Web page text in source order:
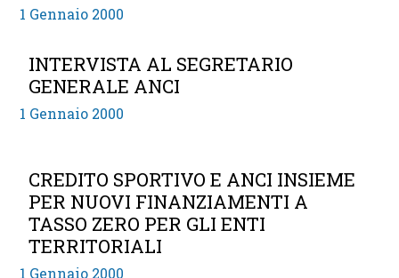
1 Gennaio 2000
INTERVISTA AL SEGRETARIO
GENERALE ANCI
1 Gennaio 2000
CREDITO SPORTIVO E ANCI INSIEME
PER NUOVI FINANZIAMENTI A
TASSO ZERO PER GLI ENTI
TERRITORIALI
1 Gennaio 2000